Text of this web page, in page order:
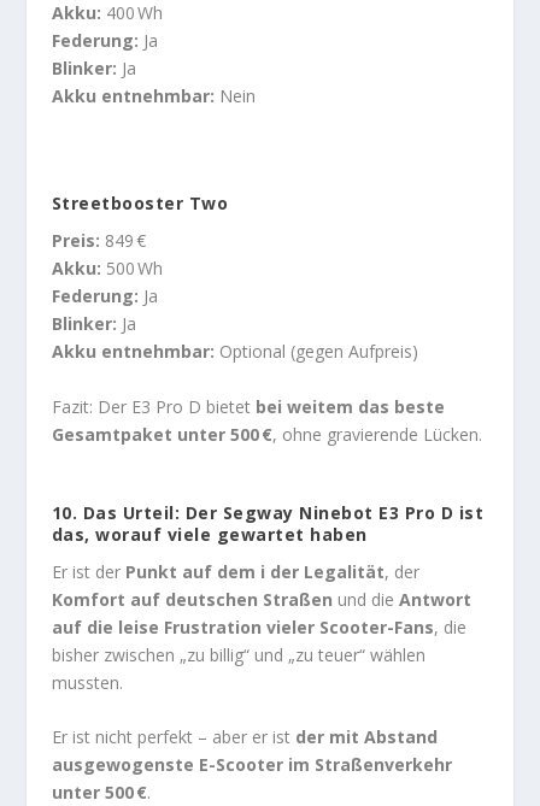
Akku: 400 Wh
Federung: Ja
Blinker: Ja
Akku entnehmbar: Nein
Streetbooster Two
Preis: 849 €
Akku: 500 Wh
Federung: Ja
Blinker: Ja
Akku entnehmbar: Optional (gegen Aufpreis)
Fazit: Der E3 Pro D bietet bei weitem das beste
Gesamtpaket unter 500 €, ohne gravierende Lücken.
10. Das Urteil: Der Segway Ninebot E3 Pro D ist
das, worauf viele gewartet haben
Er ist der Punkt auf dem i der Legalität, der
Komfort auf deutschen Straßen und die Antwort
auf die leise Frustration vieler Scooter-Fans, die
bisher zwischen „zu billig“ und „zu teuer“ wählen
mussten.
Er ist nicht perfekt – aber er ist der mit Abstand
ausgewogenste E-Scooter im Straßenverkehr
unter 500 €.